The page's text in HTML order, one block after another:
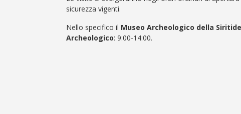
sicurezza vigenti.
Nello specifico il Museo Archeologico della
Archeologico: 9:00-14:00.